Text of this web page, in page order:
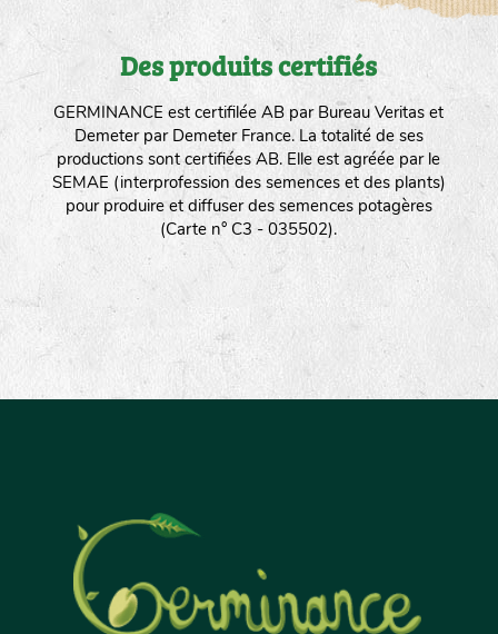
Des produits certifiés
GERMINANCE est certifilée AB par Bureau Veritas et
Demeter par Demeter France. La totalité de ses
productions sont certifiées AB. Elle est agréée par le
SEMAE (interprofession des semences et des plants)
pour produire et diffuser des semences potagères
(Carte n° C3 - 035502).